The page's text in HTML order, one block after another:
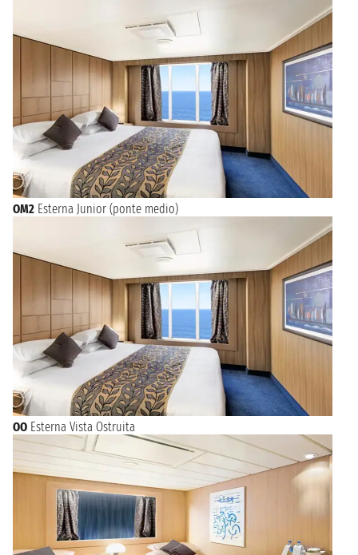
OM2 Esterna Junior (ponte medio)
OO Esterna Vista Ostruita